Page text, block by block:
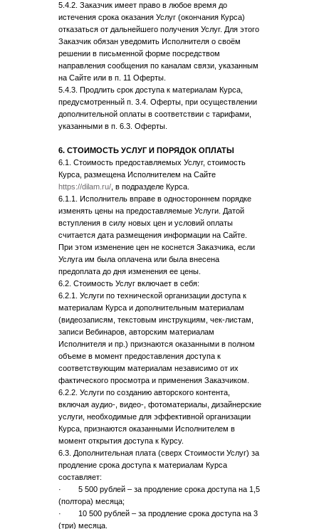
5.4.2. Заказчик имеет право в любое время до
истечения срока оказания Услуг (окончания Курса)
отказаться от дальнейшего получения Услуг. Для этого
Заказчик обязан уведомить Исполнителя о своём
решении в письменной форме посредством
направления сообщения по каналам связи, указанным
на Сайте или в п. 11 Оферты.
5.4.3. Продлить срок доступа к материалам Курса,
предусмотренный п. 3.4. Оферты, при осуществлении
дополнительной оплаты в соответствии с тарифами,
указанными в п. 6.3. Оферты.
6. СТОИМОСТЬ УСЛУГ И ПОРЯДОК ОПЛАТЫ
6.1. Стоимость предоставляемых Услуг, стоимость
Курса, размещена Исполнителем на Сайте
https://dilam.ru/ , в подразделе Курса.
6.1.1. Исполнитель вправе в одностороннем порядке
изменять цены на предоставляемые Услуги. Датой
вступления в силу новых цен и условий оплаты
считается дата размещения информации на Сайте.
При этом изменение цен не коснется Заказчика, если
Услуга им была оплачена или была внесена
предоплата до дня изменения ее цены.
6.2. Стоимость Услуг включает в себя:
6.2.1. Услуги по технической организации доступа к
материалам Курса и дополнительным материалам
(видеозаписям, текстовым инструкциям, чек-листам,
записи Вебинаров, авторским материалам
Исполнителя и пр.) признаются оказанными в полном
объеме в момент предоставления доступа к
соответствующим материалам независимо от их
фактического просмотра и применения Заказчиком.
6.2.2. Услуги по созданию авторского контента,
включая аудио-, видео-, фотоматериалы, дизайнерские
услуги, необходимые для эффективной организации
Курса, признаются оказанными Исполнителем в
момент открытия доступа к Курсу.
6.3. Дополнительная плата (сверх Стоимости Услуг) за
продление срока доступа к материалам Курса
составляет:
· 5 500 рублей – за продление срока доступа на 1,5
(полтора) месяца;
· 10 500 рублей – за продление срока доступа на 3
(три) месяца.